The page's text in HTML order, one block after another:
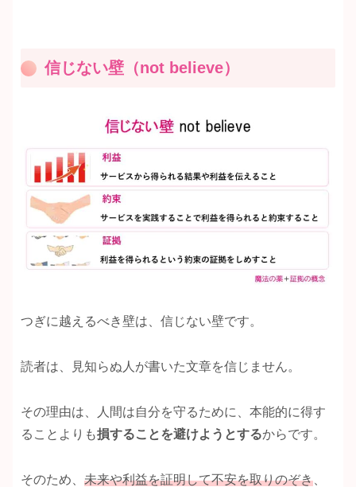
信じない壁（not believe）
つぎに越えるべき壁は、信じない壁です。
読者は、見知らぬ人が書いた文章を信じません。
その理由は、人間は自分を守るために、本能的に得す
ることよりも損することを避けようとするからです。
そのため、 未来や利益を証明して不安を取りのぞき